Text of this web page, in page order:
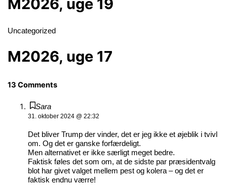
M2026, uge 19
Uncategorized
M2026, uge 17
13 Comments
Sara
31. oktober 2024 @ 22:32
Det bliver Trump der vinder, det er jeg ikke et øjeblik i tvivl
om. Og det er ganske forfærdeligt.
Men alternativet er ikke særligt meget bedre.
Faktisk føles det som om, at de sidste par præsidentvalg
blot har givet valget mellem pest og kolera – og det er
faktisk endnu værre!